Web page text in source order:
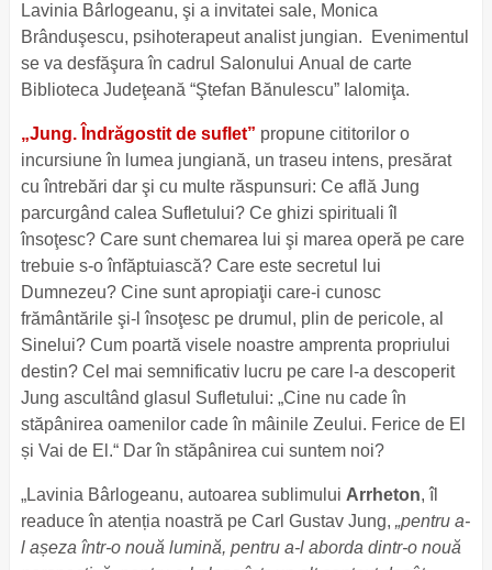
Lavinia Bârlogeanu, şi a invitatei sale, Monica
Brânduşescu, psihoterapeut analist jungian. Evenimentul
se va desfăşura în cadrul Salonului Anual de carte
Biblioteca Judeţeană “Ştefan Bănulescu” Ialomiţa.
„Jung. Îndrăgostit de suflet” propune cititorilor o
incursiune în lumea jungiană, un traseu intens, presărat
cu întrebări dar şi cu multe răspunsuri: Ce află Jung
parcurgând calea Sufletului? Ce ghizi spirituali îl
însoţesc? Care sunt chemarea lui şi marea operă pe care
trebuie s-o înfăptuiască? Care este secretul lui
Dumnezeu? Cine sunt apropiaţii care-i cunosc
frământările şi-l însoţesc pe drumul, plin de pericole, al
Sinelui? Cum poartă visele noastre amprenta propriului
destin? Cel mai semnificativ lucru pe care l-a descoperit
Jung ascultând glasul Sufletului: „Cine nu cade în
stăpânirea oamenilor cade în mâinile Zeului. Ferice de El
și Vai de El.“ Dar în stăpânirea cui suntem noi?
„Lavinia Bârlogeanu, autoarea sublimului Arrheton, îl
readuce în atenția noastră pe Carl Gustav Jung, „pentru a-
l așeza într-o nouă lumină, pentru a-l aborda dintr-o nouă